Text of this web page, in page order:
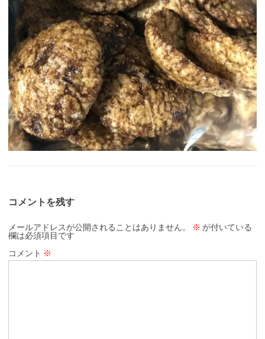
コメントを残す
メールアドレスが公開されることはありません。 ※ が付いている
欄は必須項目です
コメント ※